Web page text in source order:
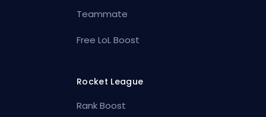
Teammate
Free LoL Boost
Rocket League
Rank Boost